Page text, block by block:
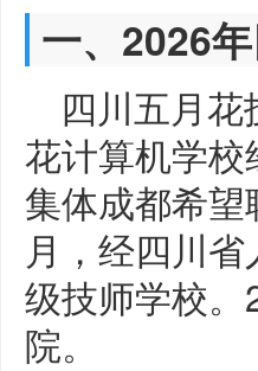
一、2026
四川五月
花计算机学
集体成都希
月，经四川
级技师学校
院。